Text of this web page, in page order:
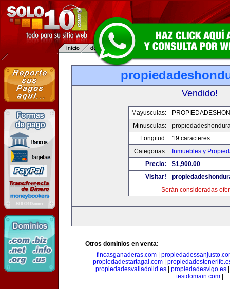
Vendido!
Mayusculas:
Minusculas:
Longitud:
19 caracteres
Categorias:
Inmuebles y
Precio:
$1,900.00
Visitar!
Serán consideradas
Otros dominios en venta:
fincasganaderas.com
propiedadestartagal.com|
propiedadesvalladolid.es
propiedadesvigo.es
testdomain.com